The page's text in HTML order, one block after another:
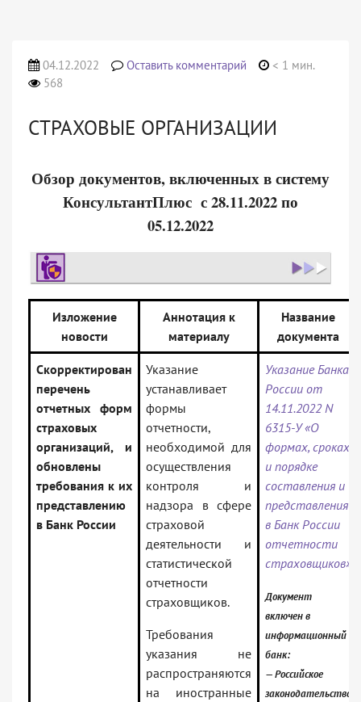
04.12.2022 Оставить комментарий
< 1 мин.
568
СТРАХОВЫЕ ОРГАНИЗАЦИИ
Обзор документов, включенных в систему
КонсультантПлюс с 28.11.2022 по
05.12.2022
Изложение
новости
Аннотация к
материалу
Название
документа
Скорректирован
перечень
отчетных форм
страховых
организаций, и
обновлены
требования к их
представлению
в Банк России
Указание
устанавливает
формы
отчетности,
необходимой для
осуществления
контроля и
надзора в сфере
страховой
деятельности и
статистической
отчетности
страховщиков.
Требования
указания не
распространяются
на иностранные
Указание Банка
России от
14.11.2022 N
6315-У «О
формах, сроках
и порядке
составления и
представления
в Банк России
отчетности
страховщиков»
Документ
включен в
информационный
банк:
— Российское
законодательство